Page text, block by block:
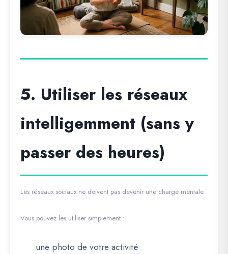
5. Utiliser les réseaux
intelligemment (sans y
passer des heures)
Les réseaux sociaux ne doivent pas devenir une charge mentale.
Vous pouvez les utiliser simplement :
une photo de votre activité